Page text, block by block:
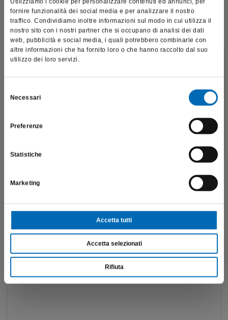
fornire funzionalità dei social media e per analizzare il nostro
traffico. Condividiamo inoltre informazioni sul modo in cui utilizza il
nostro sito con i nostri partner che si occupano di analisi dei dati
web, pubblicità e social media, i quali potrebbero combinarle con
altre informazioni che ha fornito loro o che hanno raccolto dal suo
utilizzo dei loro servizi.
delNecessari
Preferenze
Statistiche
Marketing
Accetta tutti
Accetta selezionati
Rifiuta
Fiamma | SF862
Scopri di più
professionali e riporta dati, prodotti e beni sensibili per la
salute e la sicurezza del paziente; pertanto, per visitare il sito,